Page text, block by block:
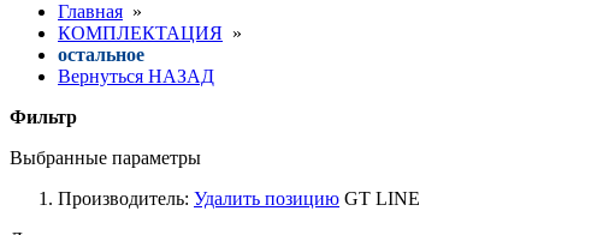
Главная »
КОМПЛЕКТАЦИЯ »
остальное
Вернуться НАЗАД
Фильтр
Выбранные параметры
Производитель: Удалить позицию GT LINE